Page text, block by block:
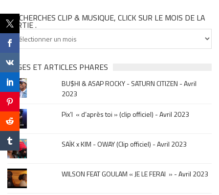
TU CHERCHES CLIP & MUSIQUE, CLICK SUR LE MOIS DE LA
SORTIE .
Tu
cherches
&
musique,
click
sur
le
mois
de
la
sortie
PAGES ET ARTICLES PHARES
BU$HI & ASAP ROCKY - SATURN CITIZEN - Avril
2023
Pix’l « d’après toi » (clip officiel) - Avril 2023
SAÏK x KIM - OWAY (Clip officiel) - Avril 2023
WILSON FEAT GOULAM « JE LE FERAI » - Avril 2023